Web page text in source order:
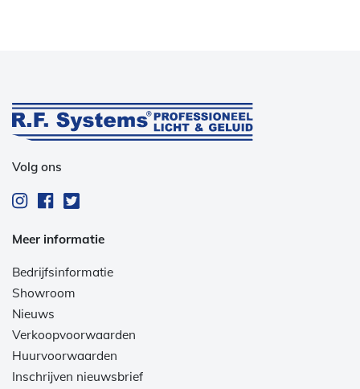
Volg ons
Meer informatie
Bedrijfsinformatie
Showroom
Nieuws
Verkoopvoorwaarden
Huurvoorwaarden
Inschrijven nieuwsbrief